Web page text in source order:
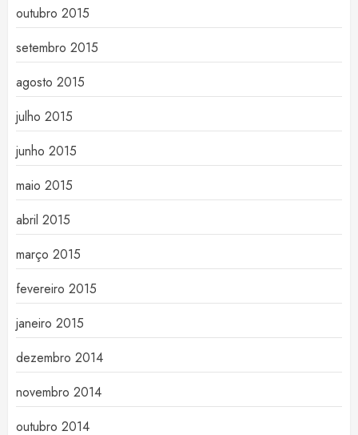
outubro 2015
setembro 2015
agosto 2015
julho 2015
junho 2015
maio 2015
abril 2015
março 2015
fevereiro 2015
janeiro 2015
dezembro 2014
novembro 2014
outubro 2014